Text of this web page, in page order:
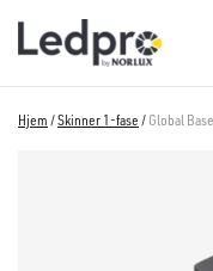
rett
Hjem /Skinner 1-fase / Global